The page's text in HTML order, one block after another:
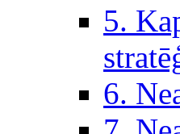
5.
6.